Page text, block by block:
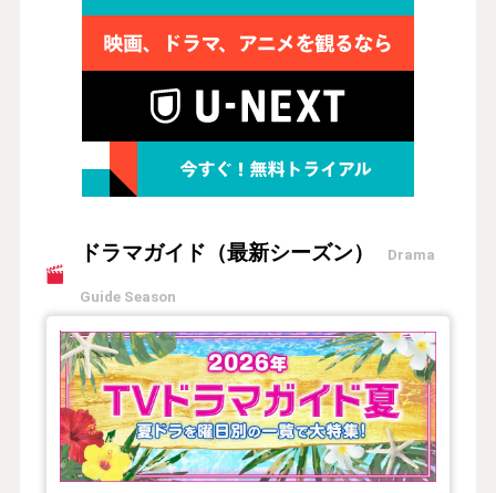
ドラマガイド（最新シーズン） Drama
Guide Season
【2026年夏】TVドラマガイド